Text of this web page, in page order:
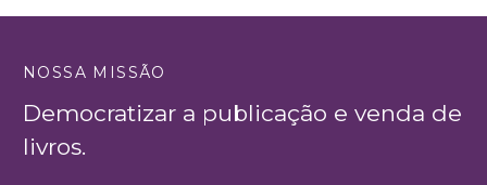
NOSSA MISSÃO
Democratizar a publicação e venda de
livros.